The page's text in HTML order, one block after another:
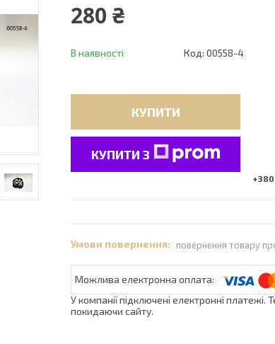
280 ₴
В наявності Код: 00558-4
КУПИТИ
КУПИТИ З
повернення товару
У компанії підключені електронні
покидаючи сайту.